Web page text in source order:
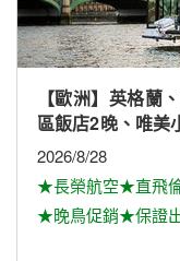
【紐澳】黃金雪
2026/9/21(保證出